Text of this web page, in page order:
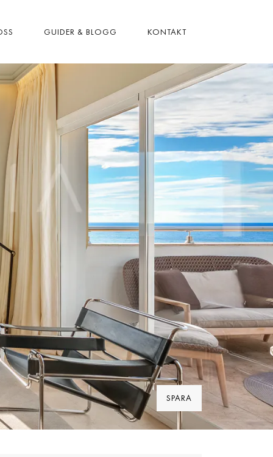
GUIDER & BLOGG KONTAKT
SPARA